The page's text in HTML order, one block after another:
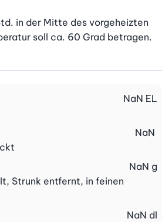
in der Mitte des vorgeheizten
soll ca. 60 Grad betragen.
NaN EL
NaN
Strunk entfernt, in feinen
NaN g
NaN dl